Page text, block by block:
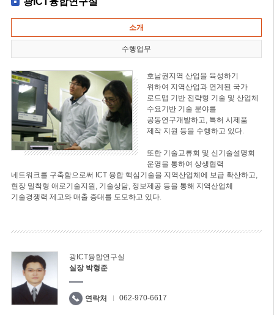
소개
수행업무
호남권지역 산업을 육성하기
위하여 지역산업과 연계된 국가
로드맵 기반 전략형 기술 및 산업체
수요기반 기술 분야를
공동연구개발하고, 특허 시제품
제작 지원 등을 수행하고 있다.
또한 기술교류회 및 신기술설명회
운영을 통하여 상생협력
네트워크를 구축함으로써 ICT 융합 핵심기술을 지역산업체에 보급 확산하고,
현장 밀착형 애로기술지원, 기술상담, 정보제공 등을 통해 지역산업체
기술경쟁력 제고와 매출 증대를 도모하고 있다.
광ICT융합연구실
실장 박형준
연락처 062-970-6617